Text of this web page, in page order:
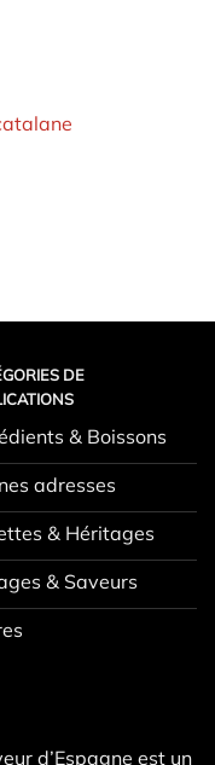
DE
& Boissons
adresses
& Héritages
& Saveurs
d’Espagne est un